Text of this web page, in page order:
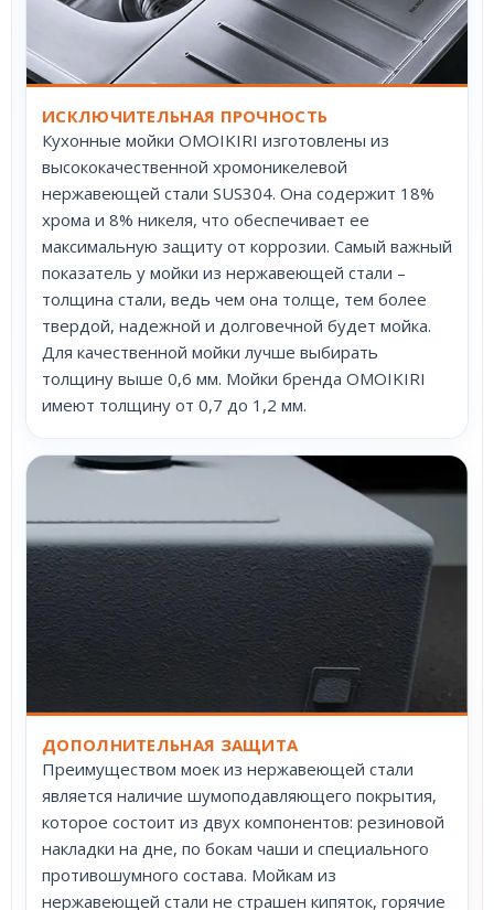
ИСКЛЮЧИТЕЛЬНАЯ ПРОЧНОСТЬ
Кухонные мойки OMOIKIRI изготовлены из
высококачественной хромоникелевой
нержавеющей стали SUS304. Она содержит 18%
хрома и 8% никеля, что обеспечивает ее
максимальную защиту от коррозии. Самый важный
показатель у мойки из нержавеющей стали –
толщина стали, ведь чем она толще, тем более
твердой, надежной и долговечной будет мойка.
Для качественной мойки лучше выбирать
толщину выше 0,6 мм. Мойки бренда OMOIKIRI
имеют толщину от 0,7 до 1,2 мм.
ДОПОЛНИТЕЛЬНАЯ ЗАЩИТА
Преимуществом моек из нержавеющей стали
является наличие шумоподавляющего покрытия,
которое состоит из двух компонентов: резиновой
накладки на дне, по бокам чаши и специального
противошумного состава. Мойкам из
нержавеющей стали не страшен кипяток, горячие